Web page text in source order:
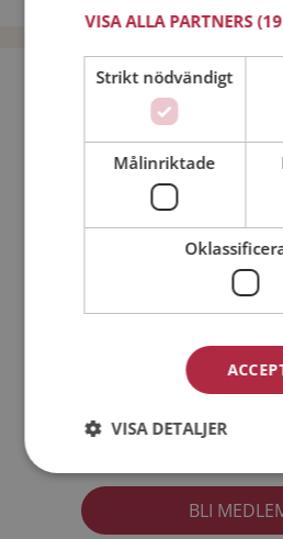
Bli medlem
Jag är en: Man
Min ålder:
Jag accepterarMedlemsvillkoren
VISA ALLA PARTNERS
Strikt nödvändigt
Målinriktade
VISA DETALJER